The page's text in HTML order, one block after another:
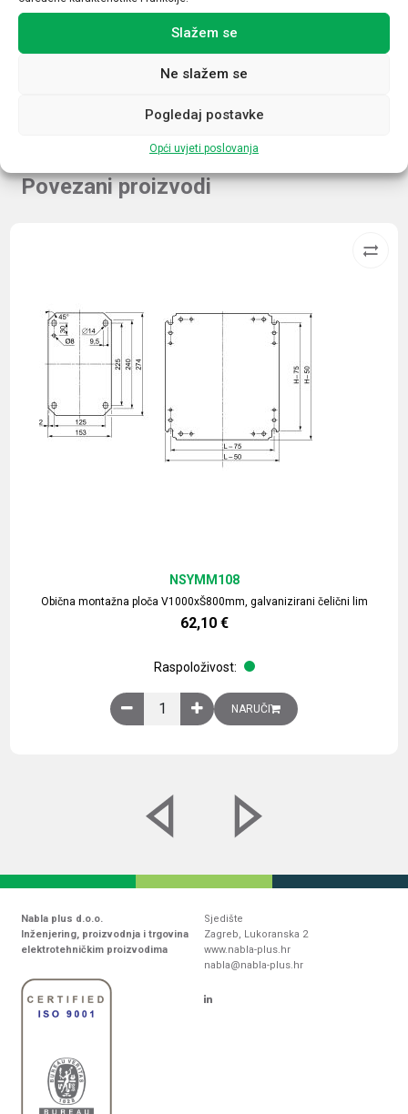
Slažem se
Ne slažem se
Pogledaj postavke
Opći uvjeti poslovanja
Da
Povezani proizvodi
Obična montažna ploča V1000xŠ800mm, galvanizirani čelični lim
NSYMM108
62,10 €
Raspoloživost:
Obična montažna ploča V1000xŠ800mm,
NARUČI
Nabla plus d.o.o.
Inženjering, proizvodnja i trgovina
elektrotehničkim proizvodima
Sjedište
Zagreb, Lukoranska 2
www.nabla-plus.hr
nabla@nabla-plus.hr